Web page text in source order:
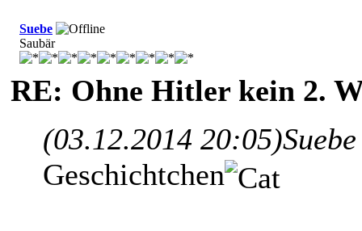
Suebe
Saubär
RE: Ohne Hitler kein 2.
(03.12.2014 20:05)
Geschichtchen